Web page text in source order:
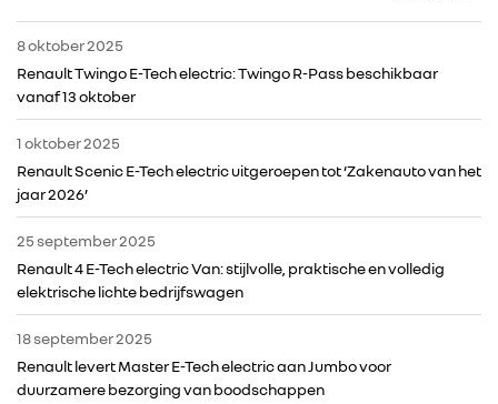
RENAULT GROUP
RENAULT
8 oktober 2025
Renault Twingo E-Tech electric: Twingo R-Pass beschikbaar
vanaf 13 oktober
1 oktober 2025
Renault Scenic E-Tech electric uitgeroepen tot ‘Zakenauto van het
jaar 2026’
25 september 2025
Renault 4 E-Tech electric Van: stijlvolle, praktische en volledig
elektrische lichte bedrijfswagen
18 september 2025
Renault levert Master E-Tech electric aan Jumbo voor
duurzamere bezorging van boodschappen